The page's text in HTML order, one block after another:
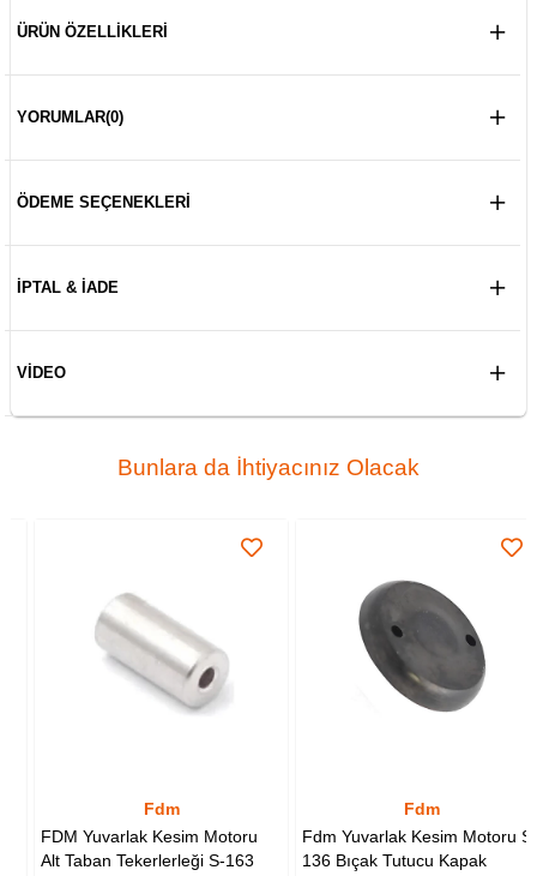
ÜRÜN ÖZELLIKLERI
YORUMLAR(0)
ÖDEME SEÇENEKLERI
İPTAL & İADE
VIDEO
Bunlara da İhtiyacınız Olacak
Fdm
FDM Yuvarlak Kesim Motoru
Alt Taban Tekerlerleği S-163
Fdm
Fdm Yuvarlak Kesim Motoru S-
136 Bıçak Tutucu Kapak